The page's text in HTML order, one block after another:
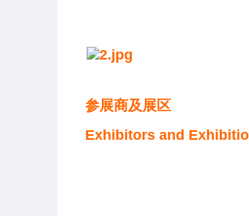
参展商及展区
Exhibitors and